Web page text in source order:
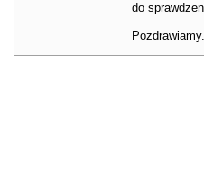
do
Pozdrawiamy.